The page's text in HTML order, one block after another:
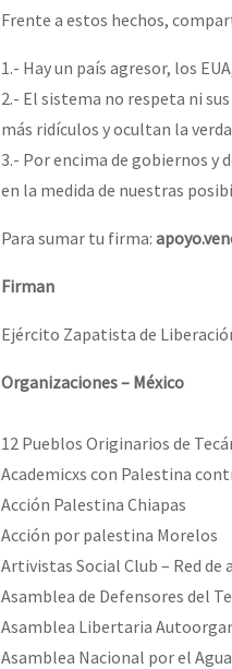
[25 abr – CDMX] Tokín por el
Frente a estos hechos,
1.- Hay un país agresor, los
2.- El sistema no respeta ni
más ridículos y ocultan la
3.- Por encima de gobiernos y
en la medida de nuestras
Para sumar tu firma:
Firman
Ejército Zapatista de
Organizaciones – México
12 Pueblos Originarios de
Academicxs con Palestina
Acción Palestina Chiapas
Acción por palestina Morelos
Artivistas Social Club – Red
Asamblea de Defensores del
Asamblea Libertaria
Asamblea Nacional por el